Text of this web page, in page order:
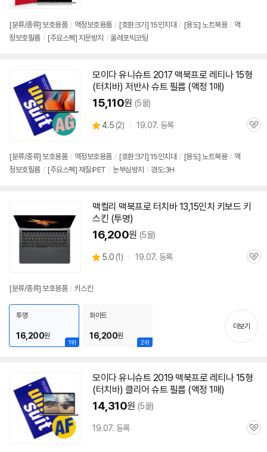
[분류/종류] 보호용품 / 액정보호용품 / [호환크기] 15인치 대 / [용도] 노트북용 / 액
정보호필름 / [주요스펙] 지문방지 / 올레포빅코팅
모이다 유니슈트 2017 맥북프로 레티나 15형
(터치바) 저반사 슈트 필름 (액정 1매)
15,110원 (5몰)
별
4.5 (상
뷰
2) 19.07. 등록
관
[분류/종류] 보호용품 / 액정보호용품 / [호환크기] 15인치 대 / [용도] 노트북용 / 액
정보호필름 / [주요스펙] 재질:PET / 눈부심방지 / 경도:3H
맥컬리 맥북프로 터치바 13,15인치 키보드 키
스킨 (투명)
16,200원 (5몰)
별
5.0 (상
1) 19.07. 등록
관
[분류/종류] 보호용품 / 키스킨
1위
투명
16,200원
2위
화이트
16,200원
더보기
모이다 유니슈트 2019 맥북프로 레티나 15형
(터치바) 클리어 슈트 필름 (액정 1매)
14,310원 (5몰)
19.07. 등록
관